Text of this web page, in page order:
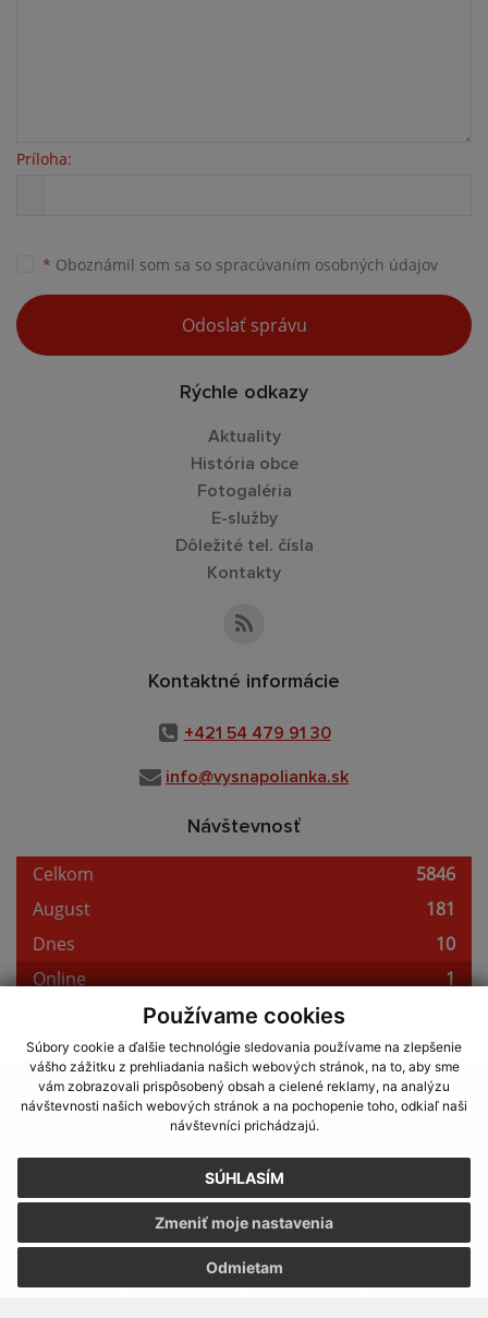
Používame cookies
Súbory cookie a ďalšie technológie sledovania používame na zlepšenie
vášho zážitku z prehliadania našich webových stránok, na to, aby sme
vám zobrazovali prispôsobený obsah a cielené reklamy, na analýzu
návštevnosti našich webových stránok a na pochopenie toho, odkiaľ naši
návštevníci prichádzajú.
SÚHLASÍM
Odmietam
Zmeniť moje nastavenia
Príloha:
* Oboznámil som sa so spracúvaním osobných údajov
Odoslať správu
Rýchle odkazy
Aktuality
História obce
Fotogaléria
E-služby
Dôležité tel. čísla
Kontakty
Kontaktné informácie
+421 54 479 91 30
info@vysnapolianka.sk
Návštevnosť
využite možnosť získavania aktuálnych informácií s využitím RSS
CMS systém (redakčný) systém ECHELON 2,Mapa stránok,web portál
webex.digital, s.r.o.,domény,registrácia domény
Posledná aktualizácia:02.08.2026
Vytlačiť stránku|Vyhlásenie o prístupnosti